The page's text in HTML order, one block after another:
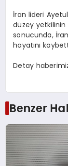
İran lideri
düzey yetkilinin
sonucunda,
hayatını
Detay
Benzer